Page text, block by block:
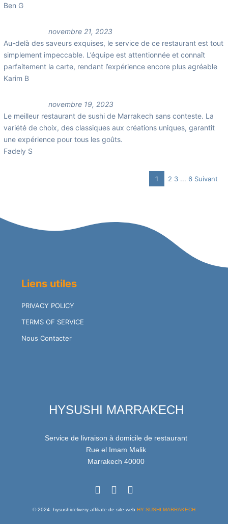
Ben G
novembre 21, 2023
Au-delà des saveurs exquises, le service de ce restaurant est tout
simplement impeccable. L’équipe est attentionnée et connaît
parfaitement la carte, rendant l’expérience encore plus agréable
Karim B
novembre 19, 2023
Le meilleur restaurant de sushi de Marrakech sans conteste. La
variété de choix, des classiques aux créations uniques, garantit
une expérience pour tous les goûts.
Fadely S
Navigation
Site
Page
1 Page
2 Page
3 ... Page
6 Suivant
Liens utiles
PRIVACY POLICY
TERMS OF SERVICE
Nous Contacter
HYSUSHI MARRAKECH
Service de livraison à domicile de restaurant
Rue el Imam Malik
Marrakech 40000
© 2024 hysushidelivery affiliate de site web HY SUSHI MARRAKECH